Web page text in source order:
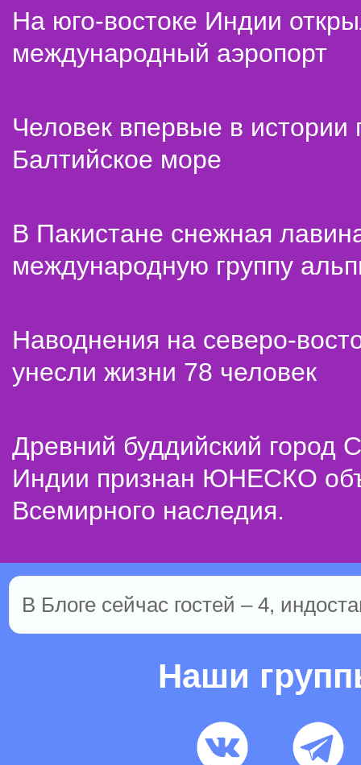
На юго-востоке Индии
международный аэропорт
Человек впервые в истории
Балтийское море
В Пакистане снежная
международную группу
Наводнения на северо-
унесли жизни 78 человек
Древний буддийский город
Индии признан ЮНЕСКО
Всемирного наследия.
В Блоге сейчас гостей – 4,
Наши